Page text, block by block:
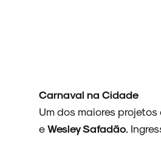
Carnaval na Cidade
Um dos maiores
eWesley Safadão .